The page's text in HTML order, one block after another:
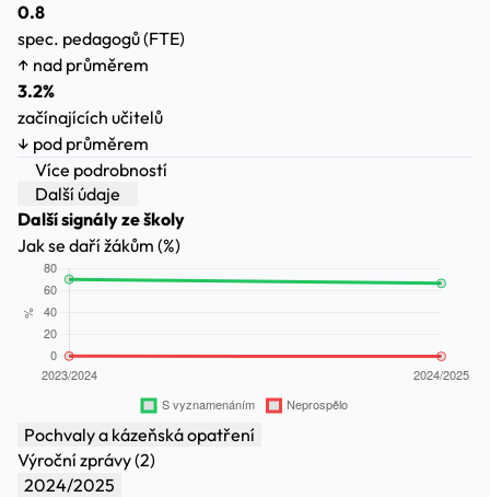
0.8
spec. pedagogů (FTE)
↑ nad průměrem
3.2%
začínajících učitelů
↓ pod průměrem
Více podrobností
Další údaje
Další signály ze školy
Jak se daří žákům (%)
Pochvaly a kázeňská opatření
Výroční zprávy (2)
2024/2025